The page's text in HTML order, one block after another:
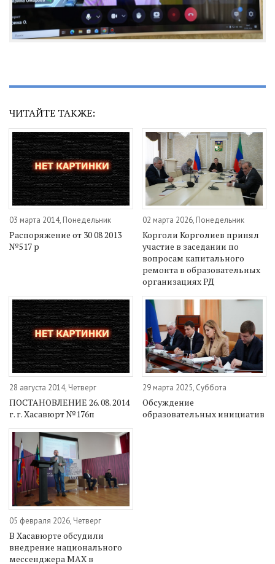
ЧИТАЙТЕ ТАКЖЕ:
03 марта 2014, Понедельник
Распоряжение от 30 08 2013
№517 р
02 марта 2026, Понедельник
Корголи Корголиев принял
участие в заседании по
вопросам капитального
ремонта в образовательных
организациях РД
28 августа 2014, Четверг
ПОСТАНОВЛЕНИЕ 26. 08. 2014
г. г. Хасавюрт №176п
29 марта 2025, Суббота
Обсуждение
образовательных инициатив
05 февраля 2026, Четверг
В Хасавюрте обсудили
внедрение национального
мессенджера MAX в